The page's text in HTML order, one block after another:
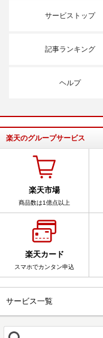
サービストップ
記事ランキング
ヘルプ
楽天のグループサービス
楽天市場
商品数は1億点以上
楽天カード
スマホでカンタン申込
サービス一覧